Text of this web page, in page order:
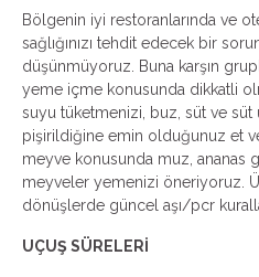
Bölgenin iyi restoranlarında ve
sağlığınızı tehdit edecek bir
düşünmüyoruz. Buna karşın
yeme içme konusunda dikkatli
suyu tüketmenizi, buz, süt ve süt
pişirildiğine emin olduğunuz et
meyve konusunda muz, ananas
meyveler yemenizi öneriyoruz.
dönüşlerde güncel aşı/pcr
UÇUŞ SÜRELERİ